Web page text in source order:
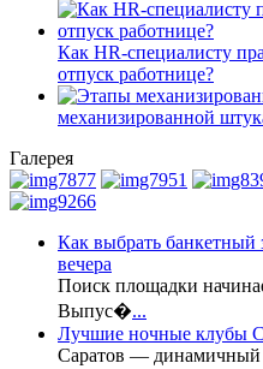
Как HR-специалисту
отпуск работнице?
механизированной
Галерея
Как выбрать
вечера
Поиск площадки
Выпус�...
Лучшие ночные клубы
Саратов — динамичный